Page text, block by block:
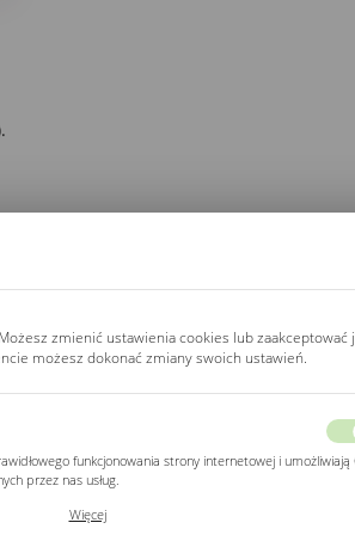
zmienić ustawienia cookies lub zaakceptować
możesz dokonać zmiany swoich ustawień.
funkcjonowania strony internetowej i umożliwiają
przez nas usług.
logowania czy wypełniania formularzy. Dzięki plikom
Więcej